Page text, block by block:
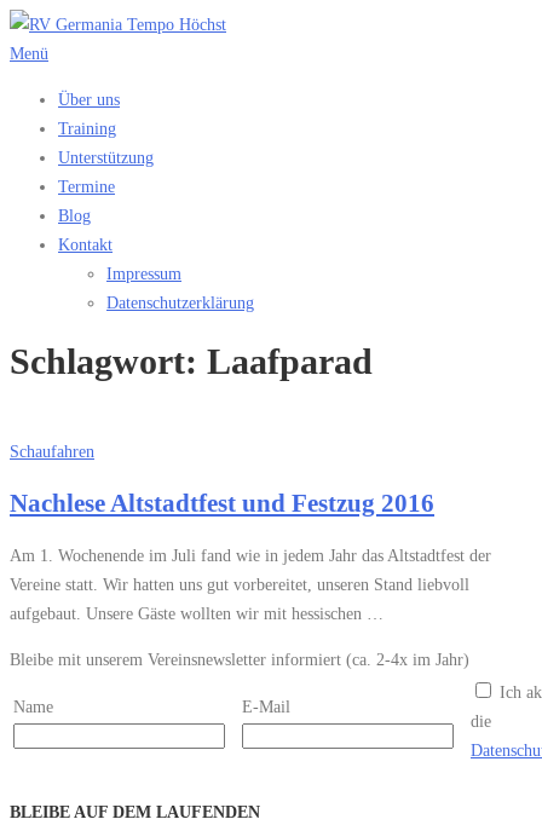
Zum
Inhalt
Menü
Über uns
Training
Unterstützung
Termine
Blog
Kontakt
Impressum
Datenschutzerklärung
Schlagwort: Laafparad
Schaufahren
Nachlese Altstadtfest und Festzug 2016
Am 1. Wochenende im Juli fand wie in jedem Jahr das Altstadtfest der
Vereine statt. Wir hatten uns gut vorbereitet, unseren Stand liebvoll
aufgebaut. Unsere Gäste wollten wir mit hessischen …
Bleibe mit unserem Vereinsnewsletter informiert (ca. 2-4x im Jahr)
Name E-Mail
Ich
die
BLEIBE AUF DEM LAUFENDEN